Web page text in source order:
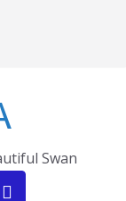
Swan